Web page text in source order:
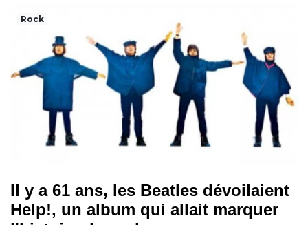
Rock
Il y a 61 ans, les Beatles dévoilaient
Help!, un album qui allait marquer